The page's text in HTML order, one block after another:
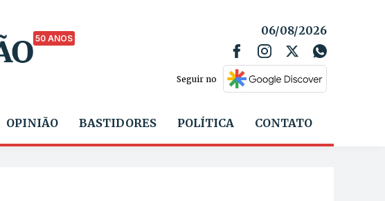
50 ANOS
06/08/2026
Seguir no
OPINIÃO BASTIDORES POLÍTICA CONTATO